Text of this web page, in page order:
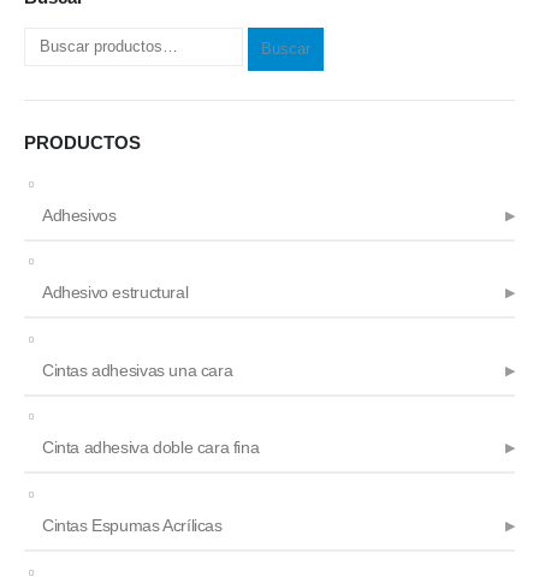
la
página
de
Buscar
PRODUCTOS
Adhesivos
Adhesivo estructural
Cintas adhesivas una cara
Cinta adhesiva doble cara fina
Cintas Espumas Acrílicas